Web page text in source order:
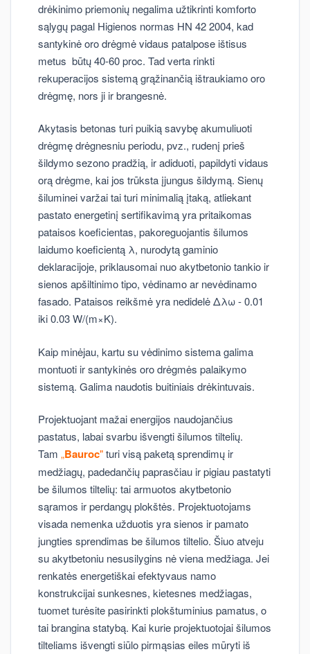
drėkinimo priemonių negalima užtikrinti komforto
sąlygų pagal Higienos normas HN 42 2004, kad
santykinė oro drėgmė vidaus patalpose ištisus
metus būtų 40-60 proc. Tad verta rinkti
rekuperacijos sistemą grąžinančią ištraukiamo oro
drėgmę, nors ji ir brangesnė.
Akytasis betonas turi puikią savybę akumuliuoti
drėgmę drėgnesniu periodu, pvz., rudenį prieš
šildymo sezono pradžią, ir adiduoti, papildyti vidaus
orą drėgme, kai jos trūksta įjungus šildymą. Sienų
šiluminei varžai tai turi minimalią įtaką, atliekant
pastato energetinį sertifikavimą yra pritaikomas
pataisos koeficientas, pakoreguojantis šilumos
laidumo koeficientą λ, nurodytą gaminio
deklaracijoje, priklausomai nuo akytbetonio tankio ir
sienos apšiltinimo tipo, vėdinamo ar nevėdinamo
fasado. Pataisos reikšmė yra nedidelė Δλω - 0.01
iki 0.03 W/(m×K).
Kaip minėjau, kartu su vėdinimo sistema galima
montuoti ir santykinės oro drėgmės palaikymo
sistemą. Galima naudotis buitiniais drėkintuvais.
Projektuojant mažai energijos naudojančius
pastatus, labai svarbu išvengti šilumos tiltelių.
Tam „Bauroc"turi visą paketą sprendimų ir
medžiagų, padedančių paprasčiau ir pigiau pastatyti
be šilumos tiltelių: tai armuotos akytbetonio
sąramos ir perdangų plokštės. Projektuotojams
visada nemenka užduotis yra sienos ir pamato
jungties sprendimas be šilumos tiltelio. Šiuo atveju
su akytbetoniu nesusilygins nė viena medžiaga. Jei
renkatės energetiškai efektyvaus namo
konstrukcijai sunkesnes, kietesnes medžiagas,
tuomet turėsite pasirinkti plokštuminius pamatus, o
tai brangina statybą. Kai kurie projektuotojai šilumos
tilteliams išvengti siūlo pirmąsias eiles mūryti iš